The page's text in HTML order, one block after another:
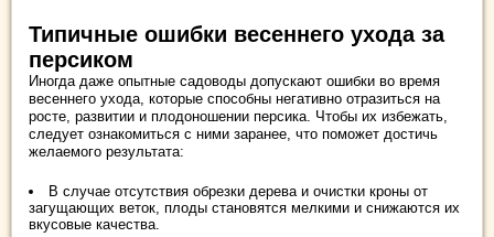
Типичные ошибки весеннего ухода за
персиком
Иногда даже опытные садоводы допускают ошибки во время
весеннего ухода, которые способны негативно отразиться на
росте, развитии и плодоношении персика. Чтобы их избежать,
следует ознакомиться с ними заранее, что поможет достичь
желаемого результата:
В случае отсутствия обрезки дерева и очистки кроны от
загущающих веток, плоды становятся мелкими и снижаются их
вкусовые качества.